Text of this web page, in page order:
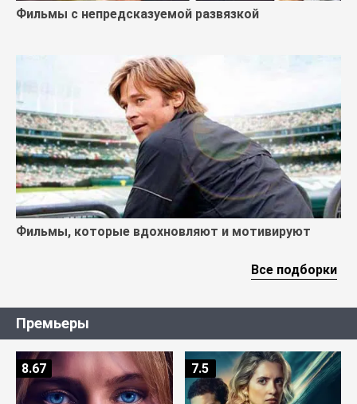
Фильмы с непредсказуемой развязкой
Фильмы, которые вдохновляют и мотивируют
Все подборки
Премьеры
8.67 7.5